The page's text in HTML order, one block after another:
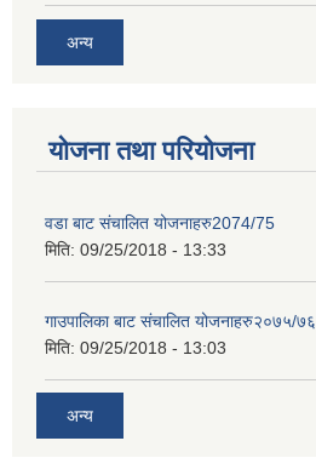
अन्य
योजना तथा परियोजना
वडा बाट संचालित योजनाहरु2074/75
मिति: 09/25/2018 - 13:33
गाउपालिका बाट संचालित योजनाहरु२०७५/७६
मिति: 09/25/2018 - 13:03
अन्य